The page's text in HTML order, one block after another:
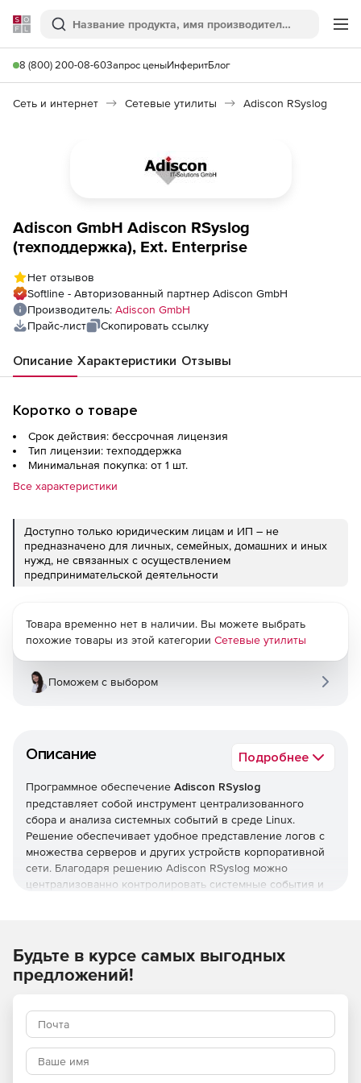
Softline
Поиск
8 (800) 200-08-60Запрос ценыИнферитБлог
Сеть и интернет Сетевые утилиты Adiscon RSyslog
Adiscon GmbH Adiscon RSyslog
(техподдержка), Ext. Enterprise
Нет отзывов
Softline - Авторизованный партнер Adiscon GmbH
Производитель: Adiscon GmbH
Прайс-лист
Скопировать ссылку
Описание Характеристики Отзывы
Коротко о товаре
Срок действия: бессрочная лицензия
Тип лицензии: техподдержка
Минимальная покупка: от 1 шт.
Все характеристики
Доступно только юридическим лицам и ИП – не
предназначено для личных, семейных, домашних и иных
нужд, не связанных с осуществлением
предпринимательской деятельности
Описание Подробнее
Программное обеспечение Adiscon RSyslog
представляет собой инструмент централизованного
сбора и анализа системных событий в среде Linux.
Решение обеспечивает удобное представление логов с
множества серверов и других устройств корпоративной
сети. Благодаря решению Adiscon RSyslog можно
централизованно контролировать системные события и
отправки и сбора логов. Конфигурация системного
журнала позволяет фильтровать сообщения по входному
Программа Adiscon RSyslog обладает web-интерфейсом
phpLogCon, который используется для визуализации,
сортировки и анализа всех данных в режиме онлайн.
Web-интерфейс phpLogCon позволяет визуализировать
данные не только из базы данных, но и данные из
Товара временно нет в наличии. Вы можете выбрать
похожие товары из этой категории Сетевые утилиты
Поможем с выбором
Будьте в курсе самых выгодных
предложений!